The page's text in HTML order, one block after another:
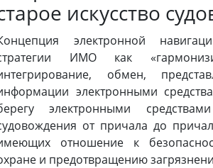
искусство
электронной
ИМО как
обмен,
электронными
электронными
от причала до
отношение к
и предотвращению